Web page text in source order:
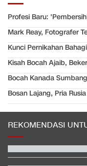
Profesi Baru:
Mark Reay, Fotografer
Kunci Pernikahan
Kisah Bocah Ajaib,
Bocah Kanada
Bosan Lajang, Pria
REKOMENDASI
Klasemen SEA V Cup
Vietnam